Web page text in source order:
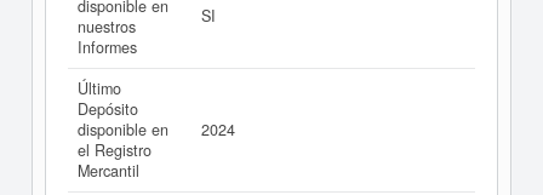
disponible en
nuestros
Informes
SI
Último
Depósito
disponible en
el Registro
Mercantil
2024